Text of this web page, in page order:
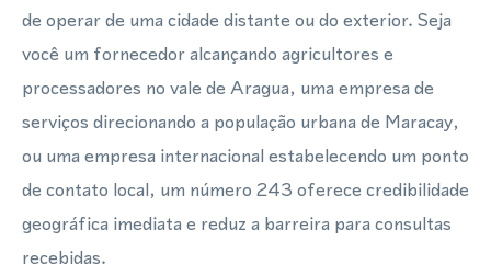
de operar de uma cidade distante ou do exterior. Seja
você um fornecedor alcançando agricultores e
processadores no vale de Aragua, uma empresa de
serviços direcionando a população urbana de Maracay,
ou uma empresa internacional estabelecendo um ponto
de contato local, um número 243 oferece credibilidade
geográfica imediata e reduz a barreira para consultas
recebidas.